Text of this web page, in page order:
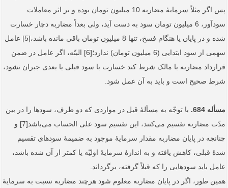
پس اگر مثلاً سرمایۀ مضاربه 10 میلیون تومان بوده و بر اثر معاملات
سود‌آور، 6 میلیون تومان سود به دست آید، ولی بعداً مضاربه دچار خسارت
شده و در پایان یا هنگام فسخ، تنها 8 میلیون تومان باقی مانده باشد،[5] عامل
سهمی از سود ابتدایی (6 میلیون تومان) ندارد؛[6] البتّه، اگر عامل در ضمن
قرارداد مضاربه با مالک شرط کند خسارت با سود قبلی یا بعدی جبران نشود،
شرط صحیح است و باید به آن عمل شود.
مسأله 684.
با توجّه به مسألۀ قبل در مواردی که دو طرف، سودها را در بین
مدّت مضاربه تقسیم می‌کنند، این تقسیم سود علی الحساب می‌باشد[7] و
چنانچه در پایان مضاربه مقدار سرمایۀ موجود به ضمیمۀ سودهای تقسیم
شدۀ قبلی، کاهش یافته و به اندازۀ سرمایۀ اولیّه یا کمتر از آن شده باشد،
عامل باید سودهایی را که قبلاً گرفته، برگرداند.
همین طور، اگر در پایان مضاربه معلوم شود هرچند مضاربه نسبت به سرمایۀ